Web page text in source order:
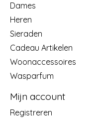
Dames
Heren
Sieraden
Cadeau Artikelen
Woonaccessoires
Wasparfum
Mijn account
Registreren